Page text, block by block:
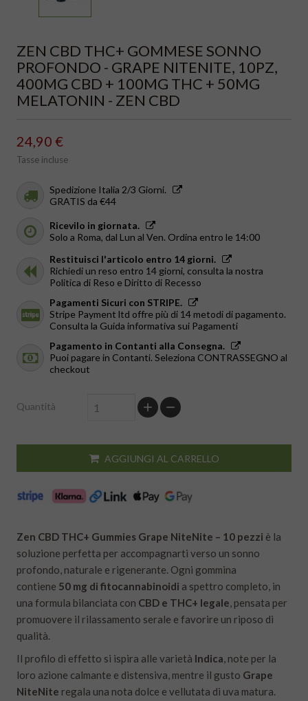
ZEN CBD THC+ GOMMESE SONNO
PROFONDO - GRAPE NITENITE, 10PZ,
400MG CBD + 100MG THC + 50MG
MELATONIN - ZEN CBD
24,90 €
Tasse incluse
Spedizione Italia 2/3 Giorni.
GRATIS da €44
Ricevilo in giornata.
Solo a Roma, dal Lun al Ven. Ordina entro le 14:00
Restituisci l'articolo entro 14 giorni.
Richiedi un reso entro 14 giorni, consulta la nostra
Politica di Reso e Diritto di Recesso
Pagamenti Sicuri con STRIPE.
Stripe Payment ltd offre più di 14 metodi di pagamento.
Consulta la Guida informativa sui Pagamenti
Pagamento in Contanti alla Consegna.
Puoi pagare in Contanti. Seleziona CONTRASSEGNO al
checkout
Quantità
AGGIUNGI AL CARRELLO
Zen CBD THC+ Gummies Grape NiteNite – 10 pezzi è la
soluzione perfetta per accompagnarti verso un sonno
profondo, naturale e rigenerante. Ogni gommina
contiene 50 mg di fitocannabinoidi a spettro completo, in
una formula bilanciata con CBD e THC+ legale, pensata per
promuovere il rilassamento serale e favorire un riposo di
qualità.
Il profilo di effetto si ispira alle varietà Indica, note per la
loro azione calmante e distensiva, mentre il gusto Grape
NiteNite regala una nota dolce e vellutata di uva matura.